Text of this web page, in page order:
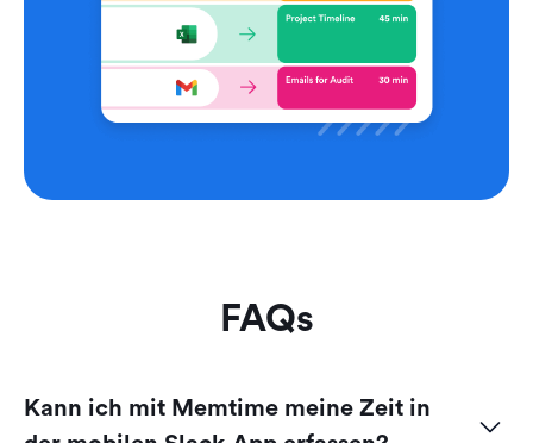
FAQs
Kann ich mit Memtime meine Zeit in